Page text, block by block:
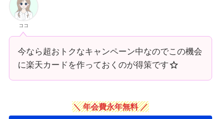
ココ
今なら超おトクなキャンペーン中なのでこの機会
に楽天カードを作っておくのが得策です
＼ 年会費永年無料 ／